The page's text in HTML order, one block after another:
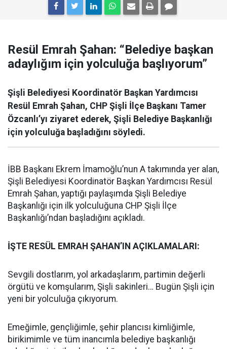
Resül Emrah Şahan: “Belediye başkan
adaylığım için yolculuğa başlıyorum”
Şişli Belediyesi Koordinatör Başkan Yardımcısı
Resül Emrah Şahan, CHP Şişli İlçe Başkanı Tamer
Özcanlı’yı ziyaret ederek, Şişli Belediye Başkanlığı
için yolculuğa başladığını söyledi.
İBB Başkanı Ekrem İmamoğlu’nun A takımında yer alan,
Şişli Belediyesi Koordinatör Başkan Yardımcısı Resül
Emrah Şahan, yaptığı paylaşımda Şişli Belediye
Başkanlığı için ilk yolculuğuna CHP Şişli İlçe
Başkanlığı’ndan başladığını açıkladı.
İŞTE RESÜL EMRAH ŞAHAN’IN AÇIKLAMALARI:
Sevgili dostlarım, yol arkadaşlarım, partimin değerli
örgütü ve komşularım, Şişli sakinleri… Bugün Şişli için
yeni bir yolculuğa çıkıyorum.
Emeğimle, gençliğimle, şehir plancısı kimliğimle,
birikimimle ve tüm inancımla belediye başkanlığı